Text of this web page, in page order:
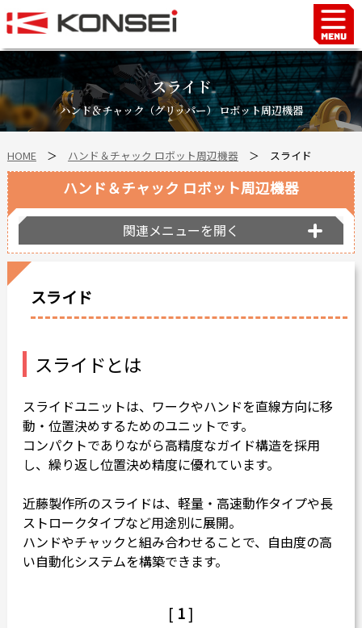
スライド
ハンド＆チャック（グリッパー） ロボット周辺機器
HOME＞ ハンド＆チャック ロボット周辺機器＞ スライド
スライド
スライドとは
スライドユニットは、ワークやハンドを直線方向に移
動・位置決めするためのユニットです。
コンパクトでありながら高精度なガイド構造を採用
し、繰り返し位置決め精度に優れています。
近藤製作所のスライドは、軽量・高速動作タイプや長
ストロークタイプなど用途別に展開。
ハンドやチャックと組み合わせることで、自由度の高
い自動化システムを構築できます。
[ 1]
ハンド＆チャック ロボット周辺機器
関連メニューを開く
Home
ハンド＆チャックロボット周辺機器
FAシステム
スマートファクトリーLabo
自動車部品
企業情報
会社沿革
事業所案内
ショールーム
最新情報
よくある質問
採用情報
お問い合わせ
Japanese English